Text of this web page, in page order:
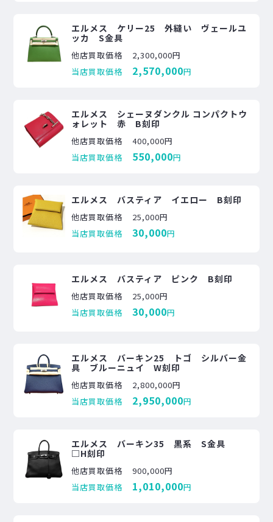
エルメス ケリー25 外縫い ヴェールユ
ッカ S金具
他店買取価格
2,300,000円
当店買取価格
2,570,000円
エルメス シェーヌダンクル コンパクトウ
ォレット 赤 B刻印
他店買取価格
400,000円
当店買取価格
550,000円
エルメス バスティア イエロー B刻印
他店買取価格
25,000円
当店買取価格
30,000円
エルメス バスティア ピンク B刻印
他店買取価格
25,000円
当店買取価格
30,000円
エルメス バーキン25 トゴ シルバー金
具 ブルーニュイ W刻印
他店買取価格
2,800,000円
当店買取価格
2,950,000円
エルメス バーキン35 黒系 S金具
□H刻印
他店買取価格
900,000円
当店買取価格
1,010,000円